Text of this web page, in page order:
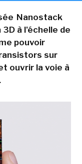
Nanostack
à l'échelle de
pouvoir
sur
ouvrir la voie à